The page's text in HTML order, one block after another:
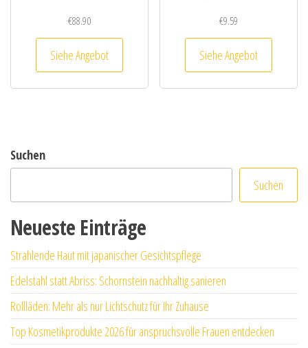
€88.90
Siehe Angebot
€9.59
Siehe Angebot
Suchen
Suchen
Neueste Einträge
Strahlende Haut mit japanischer Gesichtspflege
Edelstahl statt Abriss: Schornstein nachhaltig sanieren
Rollläden: Mehr als nur Lichtschutz für Ihr Zuhause
Top Kosmetikprodukte 2026 für anspruchsvolle Frauen entdecken